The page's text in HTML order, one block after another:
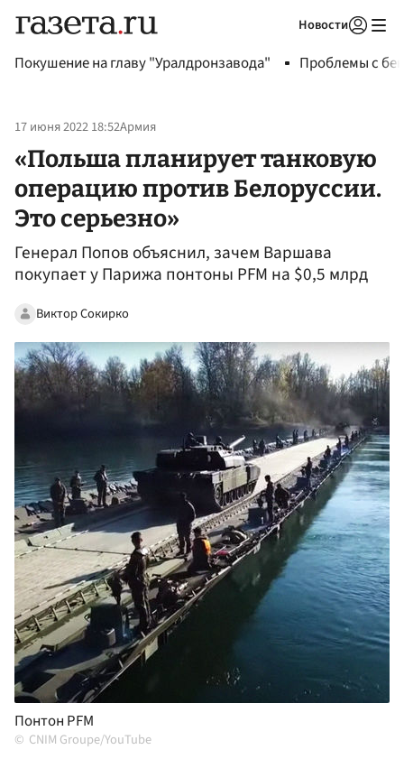
Новости
Покушение на главу "Уралдронзавода" Проблемы с
17 июня 2022 18:52Армия
«Польша планирует танковую
операцию против Белоруссии.
Это серьезно»
Генерал Попов объяснил, зачем Варшава
покупает у Парижа понтоны PFM на $0,5 млрд
Виктор Сокирко
Понтон PFM
CNIM Groupe/YouTube